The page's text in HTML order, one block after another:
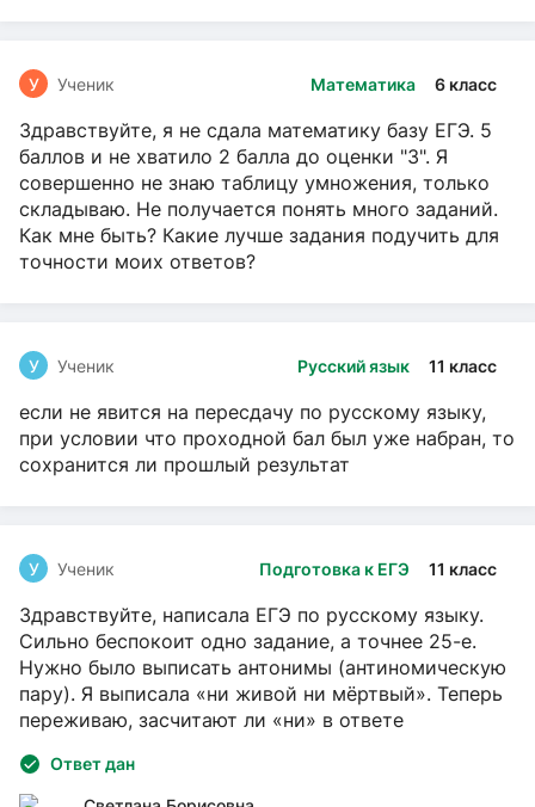
Математика 6 класс
У Ученик
Здравствуйте, я не сдала математику базу ЕГЭ. 5
баллов и не хватило 2 балла до оценки "3". Я
совершенно не знаю таблицу умножения, только
складываю. Не получается понять много заданий.
Как мне быть? Какие лучше задания подучить для
точности моих ответов?
Русский язык 11 класс
У Ученик
если не явится на пересдачу по русскому языку,
при условии что проходной бал был уже набран, то
сохранится ли прошлый результат
Подготовка к ЕГЭ 11 класс
У Ученик
Здравствуйте, написала ЕГЭ по русскому языку.
Сильно беспокоит одно задание, а точнее 25-е.
Нужно было выписать антонимы (антиномическую
пару). Я выписала «ни живой ни мёртвый». Теперь
переживаю, засчитают ли «ни» в ответе
Ответ дан